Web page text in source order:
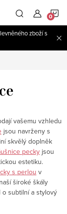
zboží s
vašemu vzhledu
jsou navrženy s
skvělý doplněk
pecky jsou
estetiku.
s perlou v
široké škály
subtilní a stylový